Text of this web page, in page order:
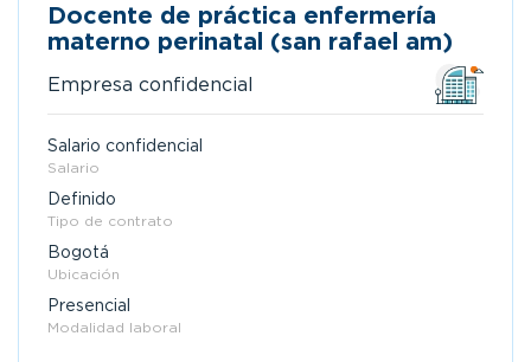
Docente de práctica enfermería
materno perinatal (san rafael am)
Empresa confidencial
Salario confidencial
Salario
Definido
Tipo de contrato
Bogotá
Ubicación
Presencial
Modalidad laboral